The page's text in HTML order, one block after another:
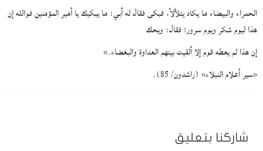
‌الحمراء ‌والبيضاء ما يكاد يتلألأ، فبكى فقال له أبي: ما يبكيك يا أمير المؤمنين فوالله إن
هذا ليوم شكر ويوم سرور! فقال: ويحك
إن هذا لم يعطه قوم إلا ألقيت بينهم العداوة والبغضاء.»
«سير أعلام النبلاء» (راشدون/ 85).
شاركنا بتعليق